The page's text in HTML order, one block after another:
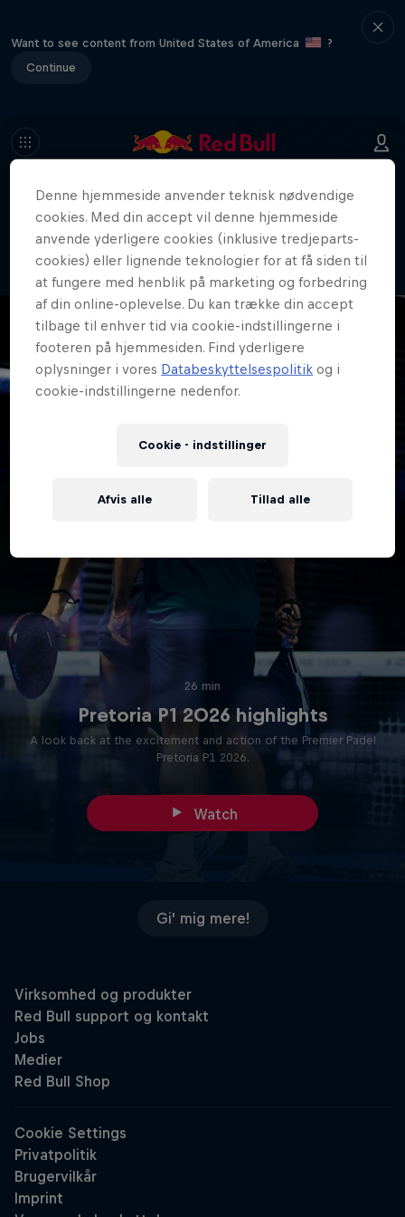
Want to see content from United States of America
?
Continue
404
Tja... Det var da lidt pinligt. Hvor blev
siden af?!
26 min
Pretoria P1 2026 highlights
A look back at the excitement and action of the Premier Padel
Pretoria P1 2026.
Watch
Gi' mig mere!
Denne hjemmeside anvender teknisk nødvendige
cookies. Med din accept vil denne hjemmeside
anvende yderligere cookies (inklusive tredjeparts-
cookies) eller lignende teknologier for at få siden til
at fungere med henblik på marketing og forbedring
af din online-oplevelse. Du kan trække din accept
tilbage til enhver tid via cookie-indstillingerne i
footeren på hjemmesiden. Find yderligere
oplysninger i vores Databeskyttelsespolitik og i
cookie-indstillingerne nedenfor.
Cookie - indstillinger
Afvis alle Tillad alle